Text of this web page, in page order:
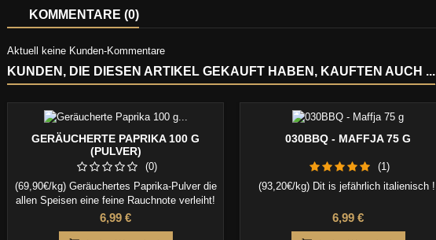
KOMMENTARE (0)
Aktuell keine Kunden-Kommentare
KUNDEN, DIE DIESEN ARTIKEL GEKAUFT HABEN, KAUFTEN AUCH ...
GERÄUCHERTE PAPRIKA 100 G
(PULVER)
(0)
(69,90€/kg) Geräuchertes Paprika-Pulver die
allen Speisen eine feine Rauchnote verleiht!
Preis
6,99 €
030BBQ - MAFFJA 75 G
(1)
(93,20€/kg) Dit is jefährlich italienisch !
Preis
6,99 €